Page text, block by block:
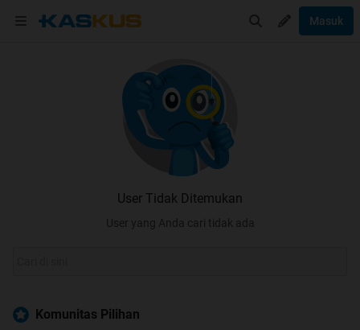
Masuk
User Tidak Ditemukan
User yang Anda cari tidak ada
Komunitas Pilihan